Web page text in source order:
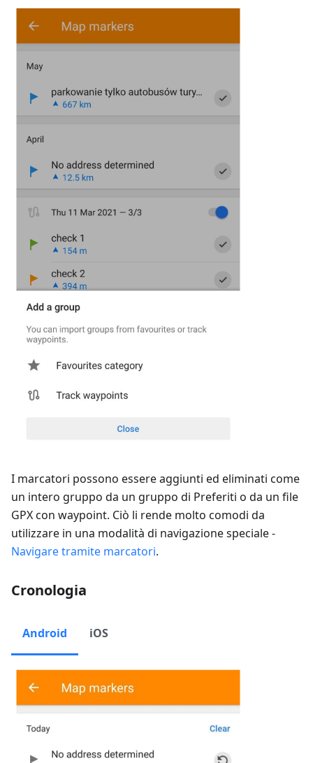
I marcatori possono essere aggiunti ed eliminati come
un intero gruppo da un gruppo di Preferiti o da un file
GPX con waypoint. Ciò li rende molto comodi da
utilizzare in una modalità di navigazione speciale -
Navigare tramite marcatori.
Cronologia
Android iOS